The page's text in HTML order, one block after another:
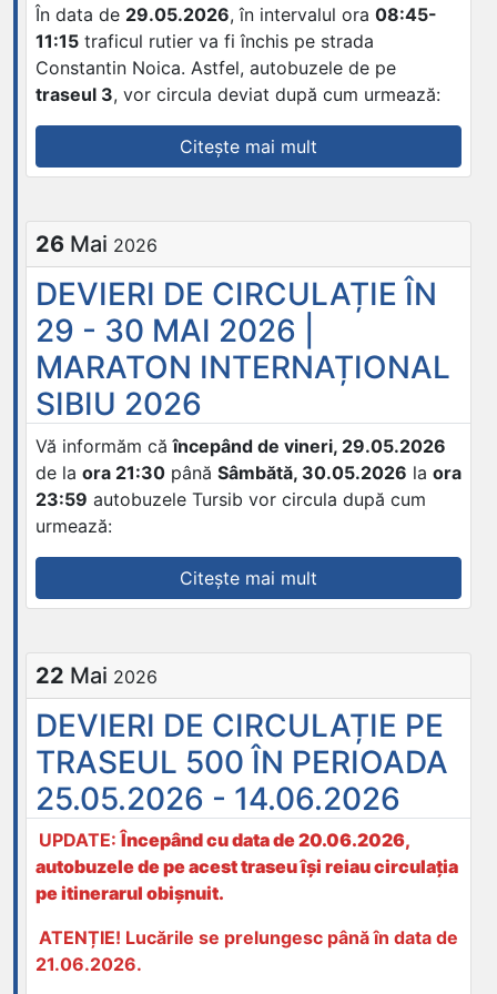
2026”
În data de 29.05.2026, în intervalul ora 08:45-
11:15 traficul rutier va fi închis pe strada
Constantin Noica. Astfel, autobuzele de pe
traseul 3, vor circula deviat după cum urmează:
Citește mai mult
DE
PE
3”
26 Mai 2026
DEVIERI DE CIRCULAȚIE ÎN
29 - 30 MAI 2026 |
MARATON INTERNAȚIONAL
SIBIU 2026
Vă informăm căîncepând de vineri, 29.05.2026
de la ora 21:30 până Sâmbătă, 30.05.2026 la ora
23:59 autobuzele Tursib vor circula după cum
urmează:
Citește mai mult
DE
ÎN
-
30
MAI
2026
|
MARATON
INTERNAȚIONAL
22 Mai 2026
DEVIERI DE CIRCULAȚIE PE
TRASEUL 500 ÎN PERIOADA
25.05.2026 - 14.06.2026
UPDATE:Începând cu data de 20.06.2026,
autobuzele de pe acest traseu își reiau circulația
pe itinerarul obișnuit.
ATENȚIE! Lucările se prelungesc până în data de
21.06.2026.